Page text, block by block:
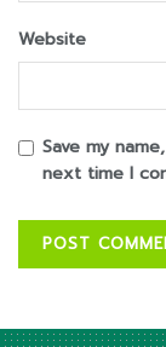
Website
Save my
next time I